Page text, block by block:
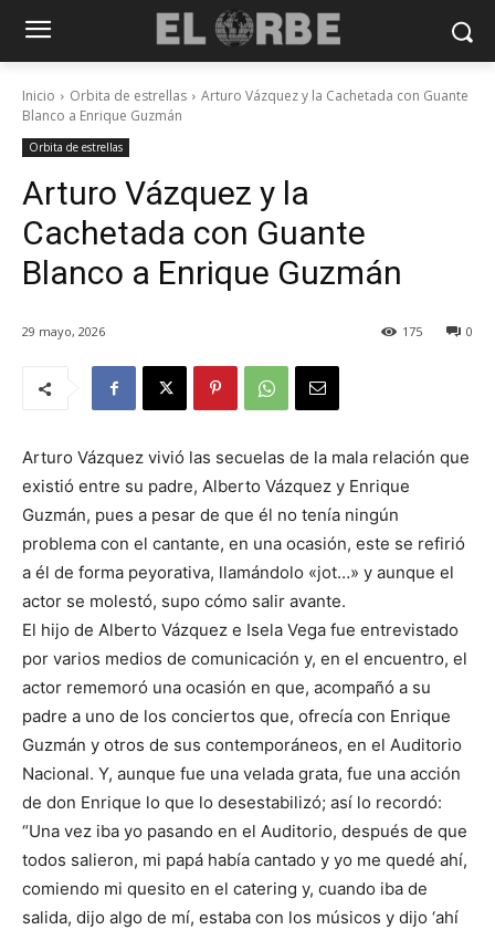
Inicio Orbita de estrellas
Arturo Vázquez y la Cachetada con Guante
Blanco a Enrique Guzmán
Orbita de estrellas
Arturo Vázquez y la
Cachetada con Guante
Blanco a Enrique Guzmán
29 mayo, 2026 0
175
Arturo Vázquez vivió las secuelas de la mala relación que
existió entre su padre, Alberto Vázquez y Enrique
Guzmán, pues a pesar de que él no tenía ningún
problema con el cantante, en una ocasión, este se refirió
a él de forma peyorativa, llamándolo «jot…» y aunque el
actor se molestó, supo cómo salir avante.
El hijo de Alberto Vázquez e Isela Vega fue entrevistado
por varios medios de comunicación y, en el encuentro, el
actor rememoró una ocasión en que, acompañó a su
padre a uno de los conciertos que, ofrecía con Enrique
Guzmán y otros de sus contemporáneos, en el Auditorio
Nacional. Y, aunque fue una velada grata, fue una acción
de don Enrique lo que lo desestabilizó; así lo recordó:
“Una vez iba yo pasando en el Auditorio, después de que
todos salieron, mi papá había cantado y yo me quedé ahí,
comiendo mi quesito en el catering y, cuando iba de
salida, dijo algo de mí, estaba con los músicos y dijo ‘ahí